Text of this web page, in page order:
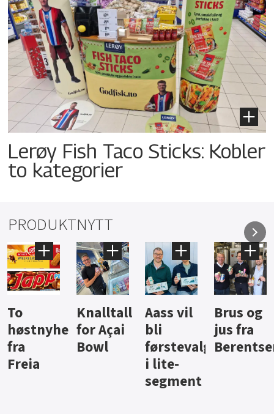
Lerøy Fish Taco Sticks: Kobler
to kategorier
PRODUKTNYTT
Knalltall
for Açai
Bowl
Aass vil
bli
førstevalg
Brus og
jus fra
Berentsen
Hard
iste fra
Hansa